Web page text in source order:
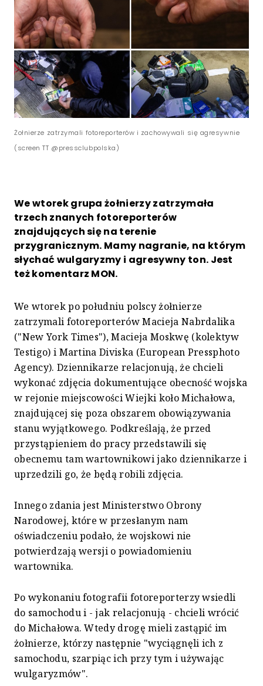
Żołnierze zatrzymali fotoreporterów i zachowywali się agresywnie
(screen TT @pressclubpolska)
We wtorek grupa żołnierzy zatrzymała
trzech znanych fotoreporterów
znajdujących się na terenie
przygranicznym. Mamy nagranie, na którym
słychać wulgaryzmy i agresywny ton. Jest
też komentarz MON.
We wtorek po południu polscy żołnierze
zatrzymali fotoreporterów Macieja Nabrdalika
("New York Times"), Macieja Moskwę (kolektyw
Testigo) i Martina Diviska (European Pressphoto
Agency). Dziennikarze relacjonują, że chcieli
wykonać zdjęcia dokumentujące obecność wojska
w rejonie miejscowości Wiejki koło Michałowa,
znajdującej się poza obszarem obowiązywania
stanu wyjątkowego. Podkreślają, że przed
przystąpieniem do pracy przedstawili się
obecnemu tam wartownikowi jako dziennikarze i
uprzedzili go, że będą robili zdjęcia.
Innego zdania jest Ministerstwo Obrony
Narodowej, które w przesłanym nam
oświadczeniu podało, że wojskowi nie
potwierdzają wersji o powiadomieniu
wartownika.
Po wykonaniu fotografii fotoreporterzy wsiedli
do samochodu i - jak relacjonują - chcieli wrócić
do Michałowa. Wtedy drogę mieli zastąpić im
żołnierze, którzy następnie "wyciągnęli ich z
samochodu, szarpiąc ich przy tym i używając
wulgaryzmów".